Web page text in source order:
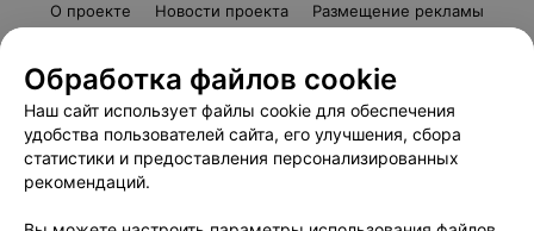
О проекте Новости проекта
Размещение рекламы
Пользовательское соглашение
Способы оплаты
Вакансии
Партнеры
Написать руководителю 103.by
Обработка файлов cookie
Наш сайт использует файлы cookie для обеспечения
удобства пользователей сайта, его улучшения, сбора
статистики и предоставления персонализированных
рекомендаций.